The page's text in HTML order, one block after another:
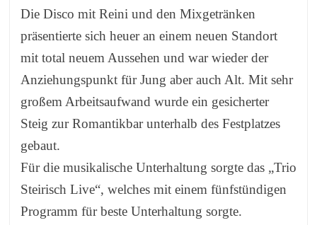
Die Disco mit Reini und den Mixgetränken
präsentierte sich heuer an einem neuen Standort
mit total neuem Aussehen und war wieder der
Anziehungspunkt für Jung aber auch Alt. Mit sehr
großem Arbeitsaufwand wurde ein gesicherter
Steig zur Romantikbar unterhalb des Festplatzes
gebaut.
Für die musikalische Unterhaltung sorgte das „Trio
Steirisch Live“, welches mit einem fünfstündigen
Programm für beste Unterhaltung sorgte.